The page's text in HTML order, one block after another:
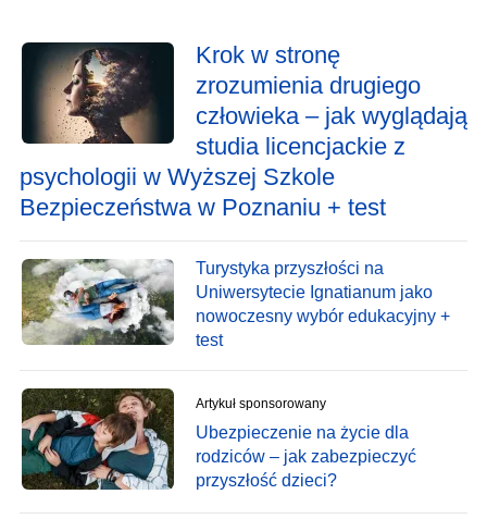
Krok w stronę
zrozumienia drugiego
człowieka – jak wyglądają
studia licencjackie z
psychologii w Wyższej Szkole
Bezpieczeństwa w Poznaniu + test
Turystyka przyszłości na
Uniwersytecie Ignatianum jako
nowoczesny wybór edukacyjny +
test
Artykuł sponsorowany
Ubezpieczenie na życie dla
rodziców – jak zabezpieczyć
przyszłość dzieci?